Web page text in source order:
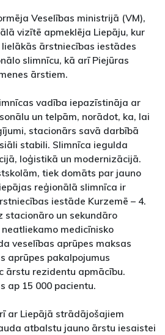
Veselības ministrijā (VM),
vizītē apmeklēja Liepāju, kur
ārstniecības iestādes
slimnīcu, kā arī Piejūras
ārstiem.
vadība iepazīstināja ar
un telpām, norādot, ka, lai
stacionārs savā darbībā
stabili. Slimnīca iegulda
loģistikā un modernizācijā.
tiek domāts par jauno
reģionālā slimnīca ir
iestāde Kurzemē – 4.
stacionāro un sekundāro
medicīnisko
veselības aprūpes maksas
aprūpes pakalpojumus
ārstu rezidentu apmācību.
ap 15 000 pacientu.
ar Liepājā strādājošajiem
atbalstu jauno ārstu iesaistei